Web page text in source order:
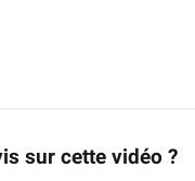
sur cette vidéo ?